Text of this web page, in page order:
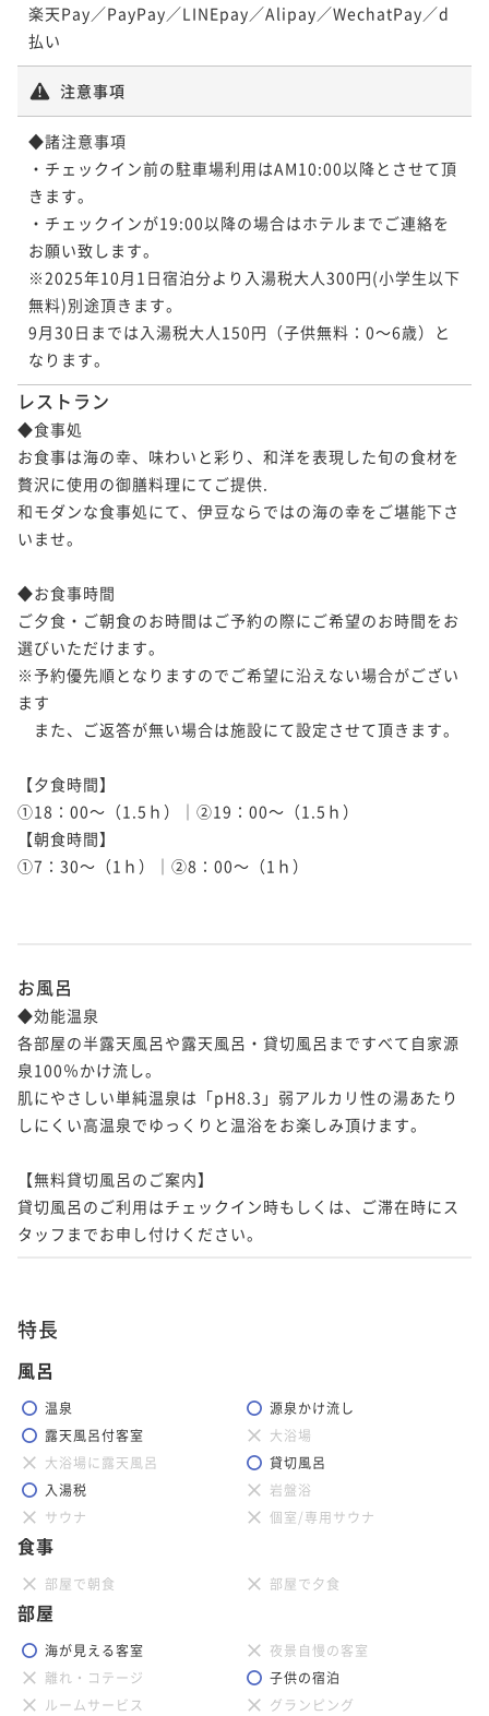
楽天Pay／PayPay／LINEpay／Alipay／WechatPay／d
払い
注意事項
◆諸注意事項
・チェックイン前の駐車場利用はAM10:00以降とさせて頂
きます。
・チェックインが19:00以降の場合はホテルまでご連絡を
お願い致します。
※2025年10月1日宿泊分より入湯税大人300円(小学生以下
無料)別途頂きます。
9月30日までは入湯税大人150円（子供無料：0～6歳）と
なります。
レストラン
◆食事処
お食事は海の幸、味わいと彩り、和洋を表現した旬の食材を
贅沢に使用の御膳料理にてご提供.
和モダンな食事処にて、伊豆ならではの海の幸をご堪能下さ
いませ。
◆お食事時間
ご夕食・ご朝食のお時間はご予約の際にご希望のお時間をお
選びいただけます。
※予約優先順となりますのでご希望に沿えない場合がござい
ます
また、ご返答が無い場合は施設にて設定させて頂きます。
【夕食時間】
①18：00～（1.5ｈ）｜②19：00～（1.5ｈ）
【朝食時間】
①7：30～（1ｈ）｜②8：00～（1ｈ）
お風呂
◆効能温泉
各部屋の半露天風呂や露天風呂・貸切風呂まですべて自家源
泉100％かけ流し。
肌にやさしい単純温泉は「pH8.3」弱アルカリ性の湯あたり
しにくい高温泉でゆっくりと温浴をお楽しみ頂けます。
【無料貸切風呂のご案内】
貸切風呂のご利用はチェックイン時もしくは、ご滞在時にス
タッフまでお申し付けください。
特長
風呂
温泉
源泉かけ流し
露天風呂付客室
大浴場
大浴場に露天風呂
貸切風呂
入湯税
岩盤浴
サウナ
個室/専用サウナ
食事
部屋で朝食 部屋で夕食
部屋
海が見える客室
夜景自慢の客室
離れ・コテージ
子供の宿泊
ルームサービス
グランピング